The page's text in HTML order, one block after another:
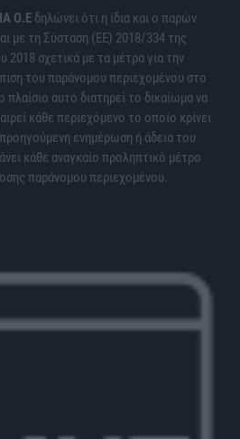
Ο.Ε δηλώνει ότι η ίδια και ο παρών
με τη Σύσταση (ΕΕ) 2018/334 της
2018 σχετικά με τα μέτρα για την
του παράνομου περιεχομένου στο
πλαίσιο αυτό διατηρεί το δικαίωμα να
κάθε περιεχόμενο το οποίο κρίνει
ενημέρωση ή άδεια του
κάθε αναγκαίο προληπτικό μέτρο
παράνομου περιεχομένου.